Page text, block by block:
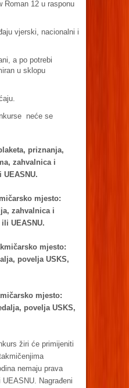
Roman 12 u rasponu
vjerski, nacionalni i
a po potrebi
u sklopu
neće se
priznanja,
zahvalnica i
UEASNU.
mjesto:
zahvalnica i
UEASNU.
mjesto:
povelja USKS,
mjesto:
povelja USKS,
žiri će primijeniti
nemaju prava
Nagrađeni